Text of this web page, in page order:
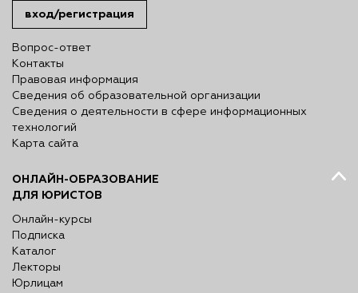
вход/регистрация
Вопрос-ответ
Контакты
Правовая информация
Сведения об образовательной организации
Сведения о деятельности в сфере информационных
технологий
Карта сайта
ОНЛАЙН-ОБРАЗОВАНИЕ
ДЛЯ ЮРИСТОВ
Онлайн-курсы
Подписка
Каталог
Лекторы
Юрлицам